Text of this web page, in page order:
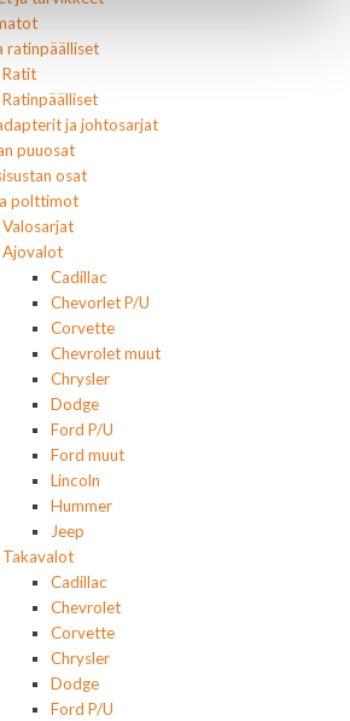
ratinpäälliset
Ratit
Ratinpäälliset
ja johtosarjat
puuosat
osat
polttimot
Valosarjat
Ajovalot
Cadillac
Chevorlet P/U
Corvette
Chevrolet muut
Chrysler
Dodge
Ford P/U
Ford muut
Lincoln
Hummer
Jeep
Takavalot
Cadillac
Chevrolet
Corvette
Chrysler
Dodge
Ford P/U